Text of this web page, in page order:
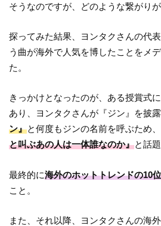
そうなのですが、どのような繋がり
探ってみた結果、ヨンタクさんの代
う曲が海外で人気を博したことをメ
た。
きっかけとなったのが、ある授賞式
あり、ヨンタクさんが『ジン』を披
ン』と何度もジンの名前を呼ぶため
と叫ぶあの人は一体誰なのか』と話
最終的に海外のホットトレンドの10位
こと。
また、それ以降、ヨンタクさんの海